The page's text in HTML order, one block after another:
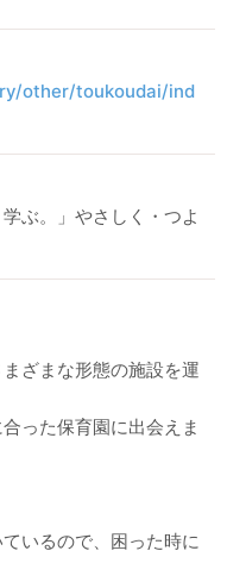
other/toukoudai/ind
ぶ。」やさしく・つよ
ざまな形態の施設を運
った保育園に出会えま
いるので、困った時に